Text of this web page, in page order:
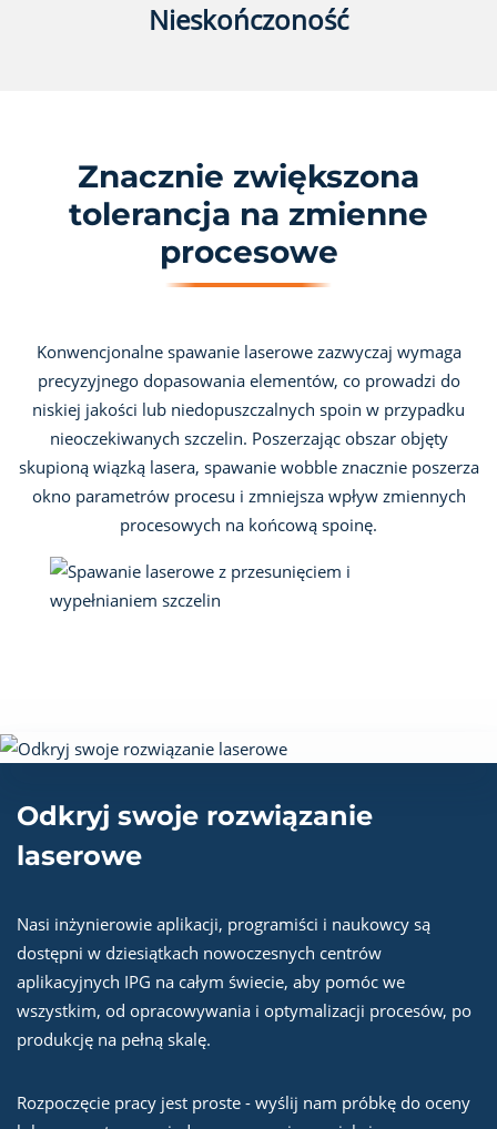
Nieskończoność
Znacznie zwiększona
tolerancja na zmienne
procesowe
Konwencjonalne spawanie laserowe zazwyczaj wymaga
precyzyjnego dopasowania elementów, co prowadzi do
niskiej jakości lub niedopuszczalnych spoin w przypadku
nieoczekiwanych szczelin. Poszerzając obszar objęty
skupioną wiązką lasera, spawanie wobble znacznie poszerza
okno parametrów procesu i zmniejsza wpływ zmiennych
procesowych na końcową spoinę.
Odkryj swoje rozwiązanie
laserowe
Nasi inżynierowie aplikacji, programiści i naukowcy są
dostępni w dziesiątkach nowoczesnych centrów
aplikacyjnych IPG na całym świecie, aby pomóc we
wszystkim, od opracowywania i optymalizacji procesów, po
produkcję na pełną skalę.
Rozpoczęcie pracy jest proste - wyślij nam próbkę do oceny